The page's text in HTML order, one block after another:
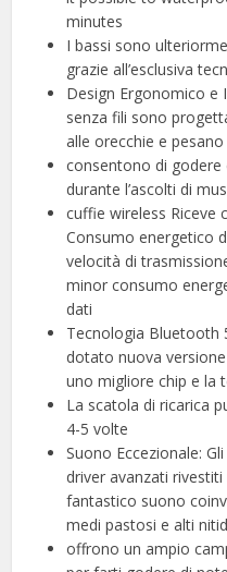
minutes
I bassi sono
grazie all’esclusiva
Design Ergonomico e
senza fili sono
alle orecchie e
consentono di godere
durante l’ascolti di
cuffie wireless Riceve
Consumo energetico
velocità di
minor consumo
dati
Tecnologia Bluetooth
dotato nuova
uno migliore chip e la
La scatola di ricarica
4-5 volte
Suono Eccezionale:
driver avanzati
fantastico suono
medi pastosi e alti
offrono un ampio